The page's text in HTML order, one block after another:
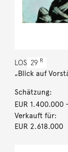
LOS 29 R
„Blick auf
Schätzung:
EUR 1.400.000-
Verkauft für:
EUR 2.618.000